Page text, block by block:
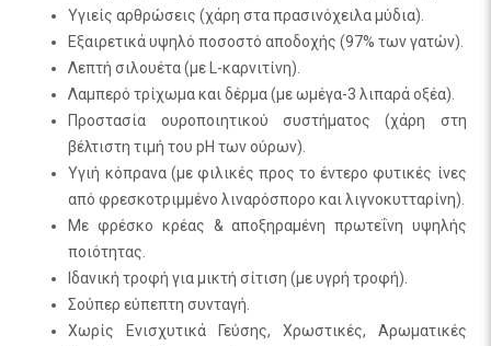
Υγιείς αρθρώσεις (χάρη στα πρασινόχειλα μύδια).
Εξαιρετικά υψηλό ποσοστό αποδοχής (97% των γατών).
Λεπτή σιλουέτα (με L-καρνιτίνη).
Λαμπερό τρίχωμα και δέρμα (με ωμέγα-3 λιπαρά οξέα).
Προστασία ουροποιητικού συστήματος (χάρη στη
βέλτιστη τιμή του pH των ούρων).
Υγιή κόπρανα (με φιλικές προς το έντερο φυτικές ίνες
από φρεσκοτριμμένο λιναρόσπορο και λιγνοκυτταρίνη).
Με φρέσκο κρέας & αποξηραμένη πρωτεΐνη υψηλής
ποιότητας.
Ιδανική τροφή για μικτή σίτιση (με υγρή τροφή).
Σούπερ εύπεπτη συνταγή.
Χωρίς Ενισχυτικά Γεύσης, Χρωστικές, Αρωματικές